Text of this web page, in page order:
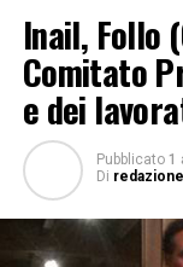
Inail, Follo
Comitato
e dei
Pubblicato 1
Di redazione